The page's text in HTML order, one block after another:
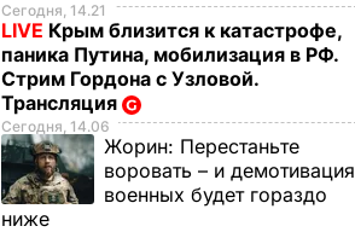
Сегодня, 14.21
LIVE Крым близится к катастрофе,
паника Путина, мобилизация в РФ.
Стрим Гордона с Узловой.
Трансляция
Сегодня, 14.06
Жорин: Перестаньте
воровать – и демотивация
военных будет гораздо
ниже